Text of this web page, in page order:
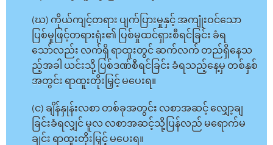
(ဃ) ကိုယ်ကျင့်တရား ပျက်ပြားမှုနှင့် အကျုံးဝင်သော
ပြစ်မှုဖြင့်တရားရုံး၏ ပြစ်မှုထင်ရှားစီရင်ခြင်း ခံရ
သော်လည်း လက်ရှိ ရာထူးတွင် ဆက်လက် တည်ရှိနေသ
ည့်အခါ ယင်းသို့ ပြစ်ဒဏ်စီရင်ခြင်း ခံရသည့်နေ့မှ တစ်နှစ်
အတွင်း ရာထူးတိုးမြှင့် မပေးရ။
(င) ချိန်နှုန်းလစာ တစ်ခုအတွင်း လစာအဆင့် လျှော့ချ
ခြင်းခံရလျှင် မူလ လစာအဆင့်သို့ပြန်လည် မရောက်မ
ချင်း ရာထူးတိုးမြှင့် မပေးရ။